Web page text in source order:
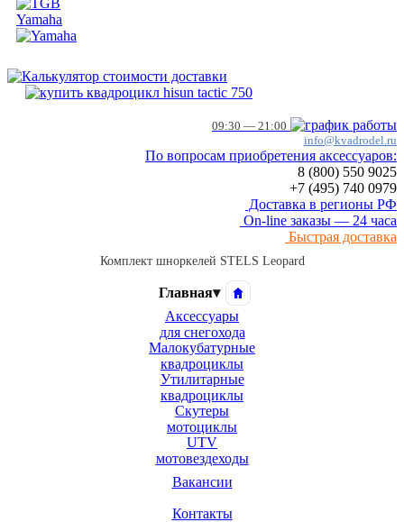
Yamaha
09:30 — 21:00
info@kvadrodel.ru
По вопросам приобретения аксессуаров:
8 (800) 550 9025
+7 (495) 740 0979
Доставка в регионы РФ
On-line заказы — 24 часа
Быстрая доставка
Комплект шноркелей STELS Leopard
Главная▾
Аксессуары
для снегохода
Малокубатурные
квадроциклы
Утилитарные
квадроциклы
Скутеры
мотоциклы
UTV
мотовездеходы
Вакансии
Контакты